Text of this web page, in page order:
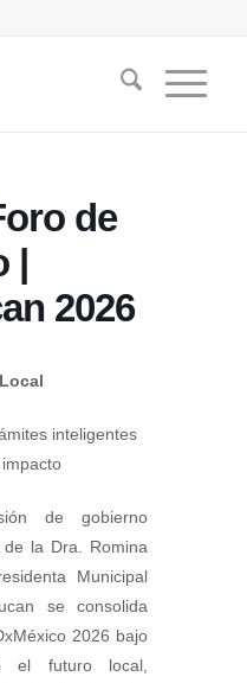
de
|
2026
inteligentes
de gobierno
la Dra. Romina
Municipal
se consolida
2026 bajo
el futuro local,